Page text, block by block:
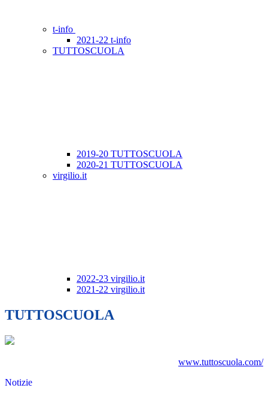
t-info
2021-22 t-info
TUTTOSCUOLA
2019-20 TUTTOSCUOLA
2020-21 TUTTOSCUOLA
virgilio.it
2022-23 virgilio.it
2021-22 virgilio.it
TUTTOSCUOLA
www.tuttoscuola.com/
Notizie